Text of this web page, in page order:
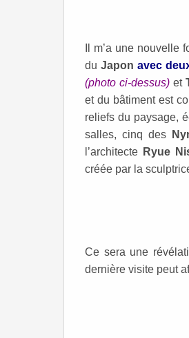
Il m’a une
du Japon avec
(photo ci-dessus)et
et du bâtiment est
reliefs du paysage,
salles, cinq des
l’architecte Ryue
créée par la
Ce sera une
dernière visite peut